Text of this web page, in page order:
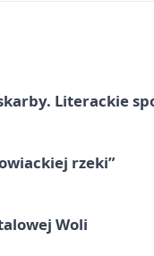
Literackie
rzeki”
Woli